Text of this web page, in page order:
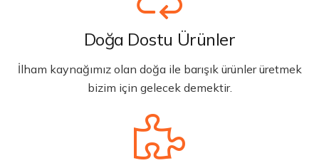
Doğa Dostu Ürünler
İlham kaynağımız olan doğa ile barışık ürünler üretmek
bizim için gelecek demektir.